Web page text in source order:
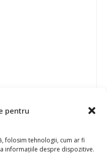
pentru
folosim tehnologii, cum ar fi
informațiile despre dispozitive.